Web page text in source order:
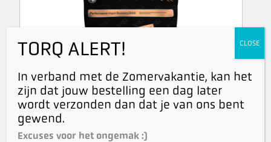
Vegan Recovery Creamy Cocoa 1,5 kg
TORQ ALERT!
In verband met de Zomervakantie, kan het
zijn dat jouw bestelling een dag later
wordt verzonden dan dat je van ons bent
gewend.
Excuses voor het ongemak :)
CLOSE